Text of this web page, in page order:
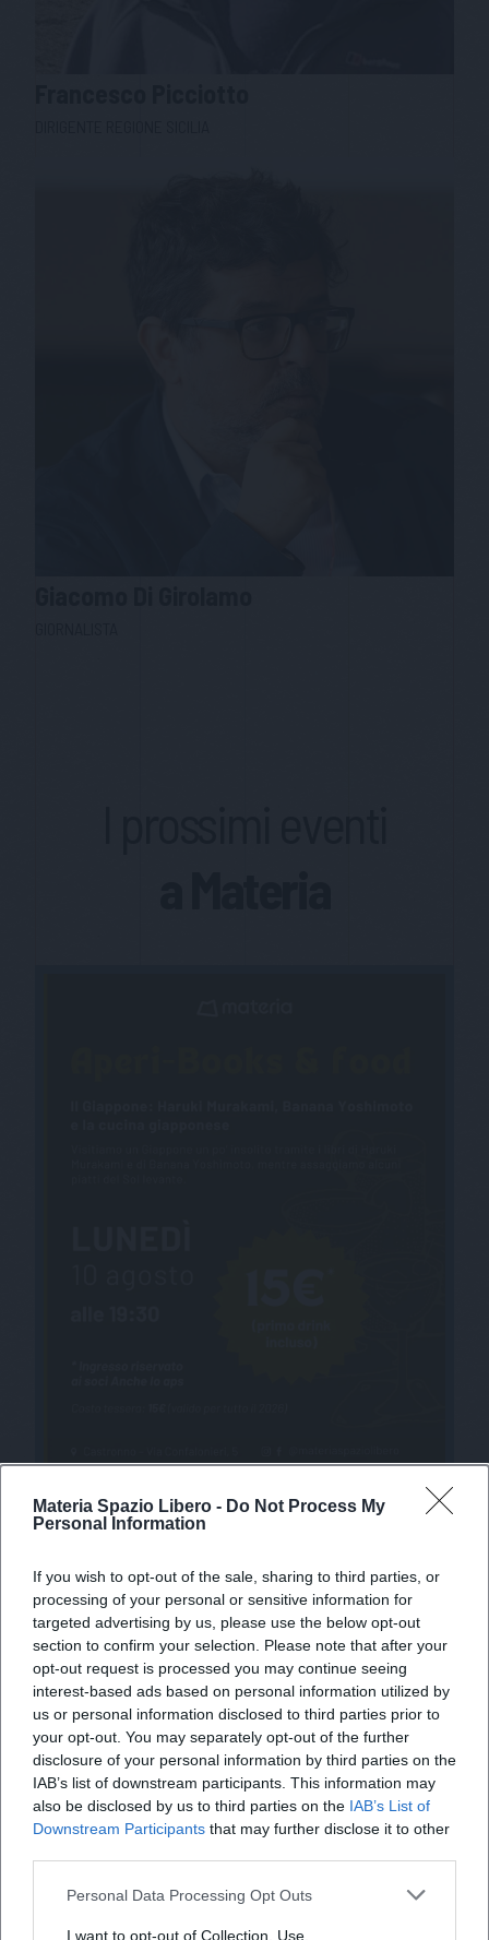
Materia Spazio Libero - Do Not Process My
Personal Information
If you wish to opt-out of the sale, sharing to third parties, or
processing of your personal or sensitive information for
targeted advertising by us, please use the below opt-out
section to confirm your selection. Please note that after your
opt-out request is processed you may continue seeing
interest-based ads based on personal information utilized by
us or personal information disclosed to third parties prior to
your opt-out. You may separately opt-out of the further
disclosure of your personal information by third parties on the
IAB’s list of downstream participants. This information may
also be disclosed by us to third parties on the IAB’s List of
Downstream Participants that may further disclose it to other
Personal Data Processing Opt Outs
I want to opt-out of Collection, Use,
X